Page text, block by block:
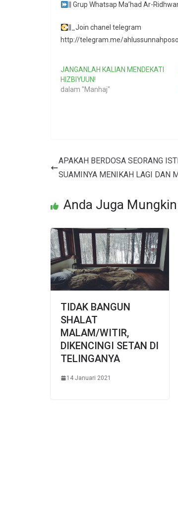
|| Grup Whatsap Ma’had Ar-
||_Join chanel telegram
http://telegram.me/ahlussunnahposo
JANGANLAH KALIAN MENDEKATI
HIZBIYUUN!
dalam "Manhaj"
APAKAH BERDOSA SEORANG
SUAMINYA MENIKAH LAGI DAN
Anda Juga
TIDAK BANGUN
SHALAT
MALAM/WITIR,
DIKENCINGI SETAN DI
TELINGANYA
14 Januari 2021